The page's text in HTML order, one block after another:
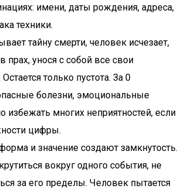
имени, даты рождения, адреса,
техники.
тайну смерти, человек исчезает,
прах, унося с собой все свои
только пустота. За 0
болезни, эмоциональные
многих неприятностей, если
цифры.
и значение создают замкнутость.
вокруг одного события, не
за его пределы. Человек пытается